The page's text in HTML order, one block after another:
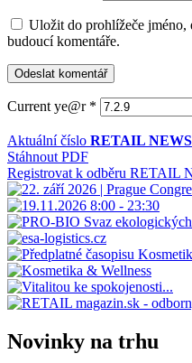
Uložit do prohlížeče jméno,
budoucí komentáře.
Current ye@r *
Aktuální číslo RETAIL NEWS
Stáhnout PDF
Registrovat k odběru RETAIL
Novinky na trhu